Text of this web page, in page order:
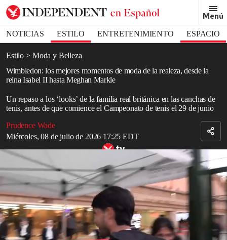
Menú
NOTICIAS ESTILO ENTRETENIMIENTO
ESPACIO
DEPORTES
Estilo
Moda y Belleza
Wimbledon: los mejores momentos de moda de la realeza, desde la
reina Isabel II hasta Meghan Markle
Un repaso a los ‘looks’ de la familia real británica en las canchas de
tenis, antes de que comience el Campeonato de tenis el 29 de junio
Prudence Wade
Miércoles, 08 de julio de 2026 17:25 EDT
Bookmark popover
Removed from bookmarks
Close popover
Relacionado: Carlos Alcaraz tampoco estará en Wimbledon
Read in English
A medida que se acerca el campeonato deWimbledon, todas las
miradas estarán puestas no solo en la emocionante acción que se
desarrolla en la Cancha Central, sino también en lasdeclaraciones
de estiloque se hagan fuera de ella.